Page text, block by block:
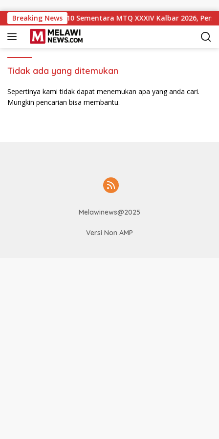
Breaking News
ke Peringkat 10 Sementara MTQ XXXIV Kalbar 2026,
Tidak ada yang ditemukan
Sepertinya kami tidak dapat menemukan apa yang anda cari.
Mungkin pencarian bisa membantu.
Melawinews@2025
Versi Non AMP